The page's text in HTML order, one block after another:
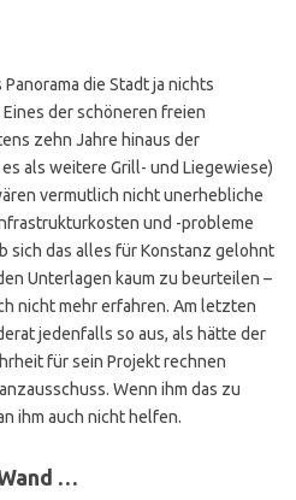
die Stadt ja nichts
der schöneren freien
zehn Jahre hinaus der
als weitere Grill- und Liegewiese)
vermutlich nicht unerhebliche
und -probleme
sich das alles für Konstanz gelohnt
Unterlagen kaum zu beurteilen –
nicht mehr erfahren. Am letzten
jedenfalls so aus, als hätte der
für sein Projekt rechnen
Wenn ihm das zu
ihm auch nicht helfen.
…